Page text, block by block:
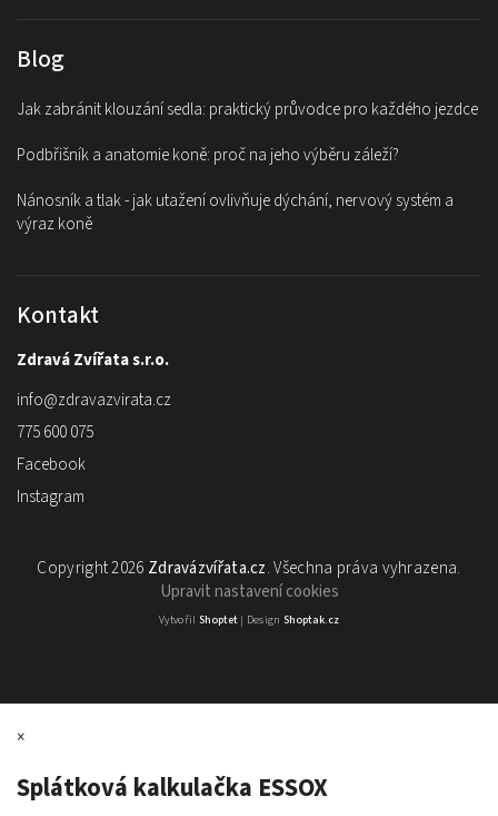
Blog
Jak zabránit klouzání sedla: praktický průvodce pro každého jezdce
Podbřišník a anatomie koně: proč na jeho výběru záleží?
Nánosník a tlak - jak utažení ovlivňuje dýchání, nervový systém a
výraz koně
Kontakt
Zdravá Zvířata s.r.o.
info@zdravazvirata.cz
775 600 075
Facebook
Instagram
Copyright 2026 Zdravázvířata.cz. Všechna práva vyhrazena.
Upravit nastavení cookies
Vytvořil Shoptet| Design Shoptak.cz
×
Splátková kalkulačka ESSOX